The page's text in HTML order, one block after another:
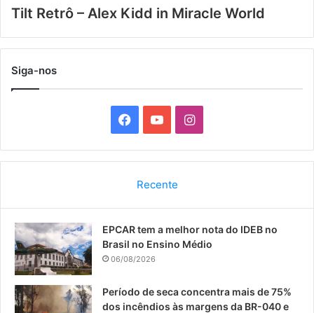
Tilt Retrô – Alex Kidd in Miracle World
Siga-nos
a
b
o
o
o
u
e
I
n
a
r
Recente
EPCAR tem a melhor nota do IDEB no
Brasil no Ensino Médio
06/08/2026
Período de seca concentra mais de 75%
dos incêndios às margens da BR-040 e